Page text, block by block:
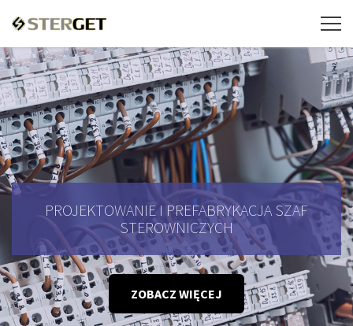
PROJEKTOWANIE I PREFABRYKACJA SZAF
STEROWNICZYCH
ZOBACZ WIĘCEJ